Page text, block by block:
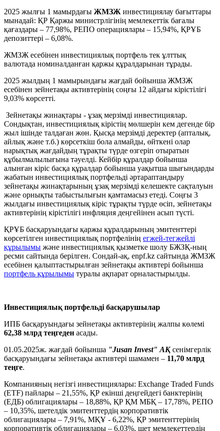
2025 жылғы 1 мамырдағы ЖМЗЖ инвестициялау бағыттары
мынадай: ҚР Қаржы министрлігінің мемлекеттік бағалы
қағаздары – 77,98%, РЕПО операциялары – 15,94%, ҚРҰБ
депозиттері – 6,08%.
ЖМЗЖ есебінен инвестициялық портфель тек ұлттық
валютада номиналданған қаржы құралдарынан тұрады.
2025 жылдың 1 мамырындағы жағдай бойынша ЖМЗЖ
есебінен зейнетақы активтерінің соңғы 12 айдағы кірістілігі
9,03% көрсетті.
Зейнетақы жинақтары - ұзақ мерзімді инвестициялар.
Сондықтан, инвестициялық кірістің мөлшерін кем дегенде бір
жыл ішінде талдаған жөн. Қысқа мерзімді деректер (апталық,
айлық және т.б.) көрсеткіш бола алмайды, өйткені олар
нарықтық жағдайдың тұрақты түрде өзгеріп отыратын
құбылмалылығына тәуелді. Кейбір құралдар бойынша
алынған кіріс басқа құралдар бойынша уақытша шығындарды
жабатын инвестициялық портфельді әртараптандыру
зейнетақы жинақтарының ұзақ мерзімді келешекте сақталуын
және орнықты табыстылығын қамтамасыз етеді. Соңғы 3
жылдағы инвестициялық кіріс тұрақты түрде өсіп, зейнетақы
активтерінің кірістілігі инфляция деңгейінен асып түсті.
ҚРҰБ басқаруындағы қаржы құралдарының эмитенттері
көрсетілген инвестициялық портфелінің егжей-тегжейлі
құрылымы және инвестициялық қызметке шолу БЖЗҚ-ның
ресми сайтында берілген. Сондай-ақ, enpf.kz сайтында ЖМЗЖ
есебінен қалыптастырылған зейнетақы активтері бойынша
портфель құрылымы туралы ақпарат орналастырылды.
Инвестициялық портфельді басқарушылар
ИПБ басқаруындағы зейнетақы активтерінің жалпы көлемі
62,38 млрд теңгеден асады.
01.05.2025ж. жағдай бойынша "Jusan Invest" АҚсенімгерлік
басқаруындағы зейнетақы активтері шамамен – 11,70 млрд
теңге.
Компанияның негізгі инвестициялары: Exchange Traded Funds
(ETF) пайлары – 21,55%, ҚР екінші деңгейдегі банктерінің
(ЕДБ) облигациялары – 18,88%, ҚР ҚМ МБҚ – 17,78%, РЕПО
– 10,35%, шетелдік эмитенттердің корпоративтік
облигациялары – 7,91%, МҚҰ - 6,22%, ҚР эмитенттерінің
корпоративтік облигациялары – 6,03%, шет мемлекеттердің